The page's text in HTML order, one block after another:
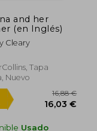
and her
(en Inglés)
Cleary
Tapa
Nuevo
Usado